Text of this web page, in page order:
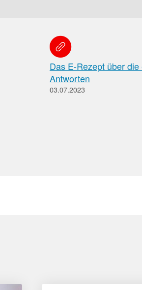
Das E-Rezept über
Antworten
03.07.2023